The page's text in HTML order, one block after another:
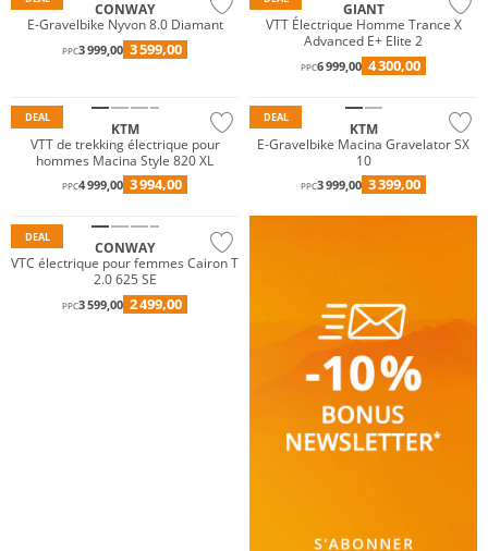
CONWAY
E-Gravelbike Nyvon 8.0 Diamant
PPC3 999,00 3 599,00
GIANT
VTT Électrique Homme Trance X
Advanced E+ Elite 2
PPC6 999,00 4 300,00
DEAL
KTM
VTT de trekking électrique pour
hommes Macina Style 820 XL
PPC4 999,00 3 994,00
DEAL
KTM
E-Gravelbike Macina Gravelator SX
10
PPC3 999,00 3 399,00
DEAL
CONWAY
VTC électrique pour femmes Cairon T
2.0 625 SE
PPC3 599,00 2 499,00